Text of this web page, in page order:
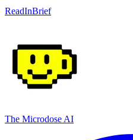
ReadInBrief
The Microdose AI